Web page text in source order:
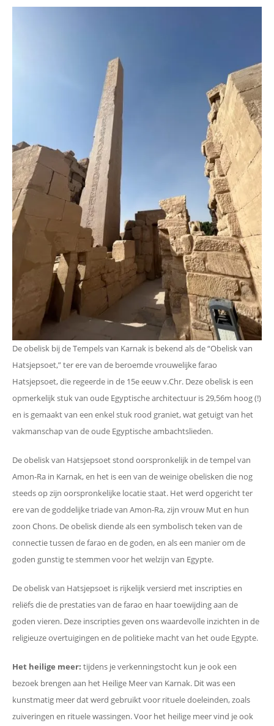
De obelisk bij de Tempels van Karnak is bekend als de “Obelisk van
Hatsjepsoet,” ter ere van de beroemde vrouwelijke farao
Hatsjepsoet, die regeerde in de 15e eeuw v.Chr. Deze obelisk is een
opmerkelijk stuk van oude Egyptische architectuur is 29,56m hoog (!)
en is gemaakt van een enkel stuk rood graniet, wat getuigt van het
vakmanschap van de oude Egyptische ambachtslieden.
De obelisk van Hatsjepsoet stond oorspronkelijk in de tempel van
Amon-Ra in Karnak, en het is een van de weinige obelisken die nog
steeds op zijn oorspronkelijke locatie staat. Het werd opgericht ter
ere van de goddelijke triade van Amon-Ra, zijn vrouw Mut en hun
zoon Chons. De obelisk diende als een symbolisch teken van de
connectie tussen de farao en de goden, en als een manier om de
goden gunstig te stemmen voor het welzijn van Egypte.
De obelisk van Hatsjepsoet is rijkelijk versierd met inscripties en
reliëfs die de prestaties van de farao en haar toewijding aan de
goden vieren. Deze inscripties geven ons waardevolle inzichten in de
religieuze overtuigingen en de politieke macht van het oude Egypte.
Het heilige meer: tijdens je verkenningstocht kun je ook een
bezoek brengen aan het Heilige Meer van Karnak. Dit was een
kunstmatig meer dat werd gebruikt voor rituele doeleinden, zoals
zuiveringen en rituele wassingen. Voor het heilige meer vind je ook